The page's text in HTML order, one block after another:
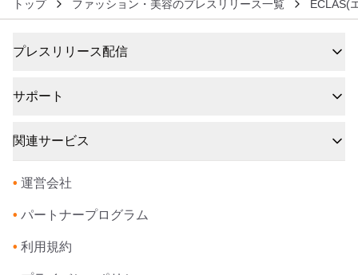
トップ ファッション・美容のプレスリリース一覧 ECLAS(
プレスリリース配信
サポート
関連サービス
• 運営会社
• パートナープログラム
• 利用規約